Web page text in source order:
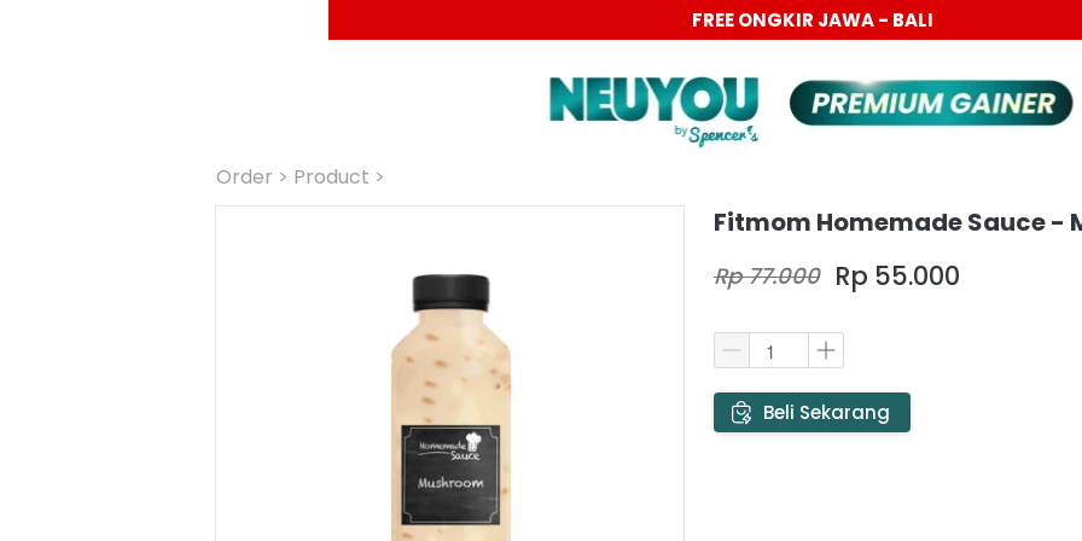
FREE ONGKIR JAWA - BALI
Order > Product >
Fitmom Homemade Sauce -
Rp 77.000 Rp 55.000
` Beli Sekarang